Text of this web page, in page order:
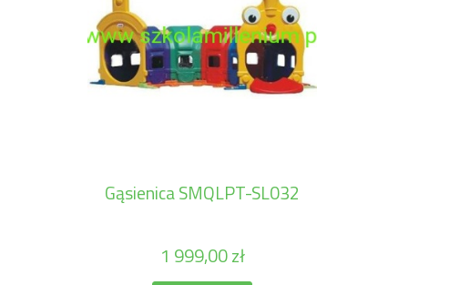
Gąsienica SMQLPT-SL032
1 999,00 zł